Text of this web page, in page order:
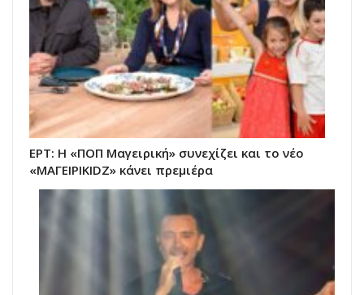
ΕΡΤ: Η «ΠΟΠ Μαγειρική» συνεχίζει και το νέο
«ΜΑΓΕΙΡΙKIDZ» κάνει πρεμιέρα